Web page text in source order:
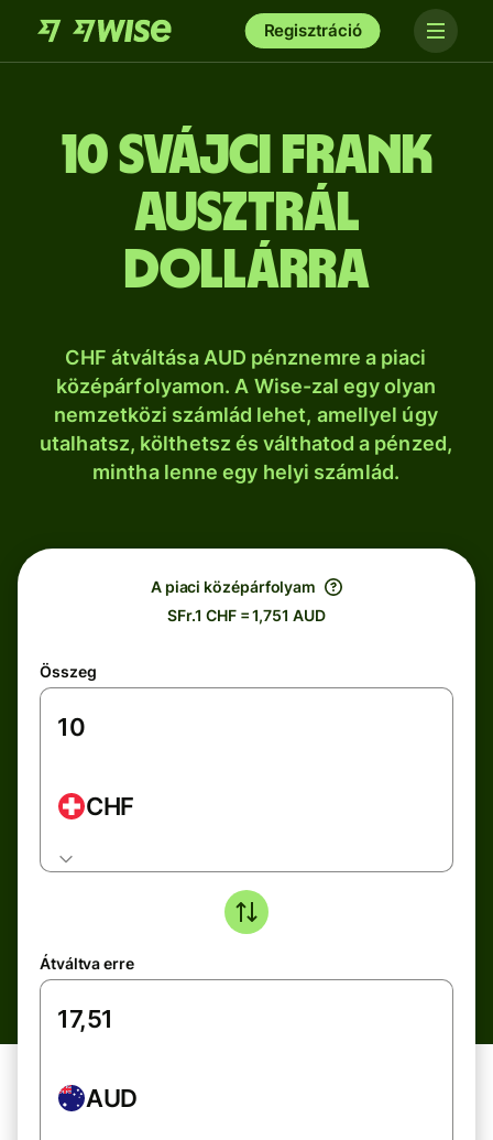
Regisztráció
10 svájci frank
ausztrál
dollárra
CHF átváltása AUD pénznemre a piaci
középárfolyamon. A Wise-zal egy olyan
nemzetközi számlád lehet, amellyel úgy
utalhatsz, költhetsz és válthatod a pénzed,
mintha lenne egy helyi számlád.
A piaci középárfolyam
SFr.1 CHF = 1,751 AUD
Összeg
CHF
Átváltva erre
AUD